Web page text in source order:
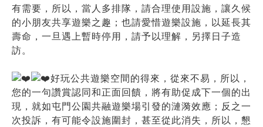
有需要，所以，當人多排隊，請合理使用設施，讓久候
的小朋友共享遊樂之趣；也請愛惜遊樂設施，以延長其
壽命，一旦遇上暫時停用，請予以理解，另擇日子造
訪。
好玩公共遊樂空間的得來，從來不易，所以，
您的一句讚賞認同和正面回饋，將有助促成下一個的出
現，就如屯門公園共融遊樂場引發的漣漪效應；反之一
次投訴，有可能令設施圍封，甚至從此消失，所以，懇